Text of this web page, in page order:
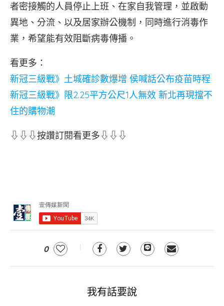
者密接觸的人員停止上班、在家自我管理，並啟動
異地、分流、以及居家辦公機制，同時進行消毒作
業，希望能有效阻斷病毒傳播。
看更多：
新冠三級戰》土城確診數爆增 侯喊話公布疫苗時程
新冠三級戰》限2.25平方公尺1人無效 新北再現擋不
住的購物潮
⇩⇩⇩按讚訂閱看更多⇩⇩⇩
0
我有話要說